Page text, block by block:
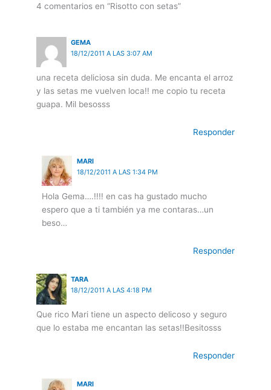
4 comentarios en “Risotto con setas”
GEMA
18/12/2011 A LAS 3:07 AM
una receta deliciosa sin duda. Me encanta el arroz
y las setas me vuelven loca!! me copio tu receta
guapa. Mil besosss
Responder
MARI
18/12/2011 A LAS 1:34 PM
Hola Gema….!!!! en cas ha gustado mucho
espero que a ti también ya me contaras…un
beso…
Responder
TARA
18/12/2011 A LAS 4:18 PM
Que rico Mari tiene un aspecto delicoso y seguro
que lo estaba me encantan las setas!!Besitosss
Responder
MARI